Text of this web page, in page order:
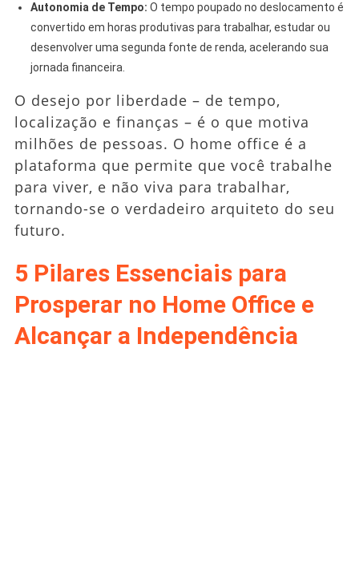
Autonomia de Tempo: O tempo poupado no deslocamento é
convertido em horas produtivas para trabalhar, estudar ou
desenvolver uma segunda fonte de renda, acelerando sua
jornada financeira.
O desejo por liberdade – de tempo,
localização e finanças – é o que motiva
milhões de pessoas. O home office é a
plataforma que permite que você trabalhe
para viver, e não viva para trabalhar,
tornando-se o verdadeiro arquiteto do seu
futuro.
5 Pilares Essenciais para
Prosperar no Home Office e
Alcançar a Independência